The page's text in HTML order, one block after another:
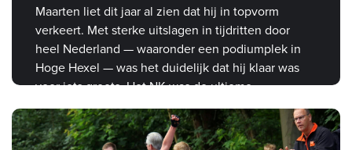
Maarten liet dit jaar al zien dat hij in topvorm
verkeert. Met sterke uitslagen in tijdritten door
heel Nederland — waaronder een podiumplek in
Hoge Hexel — was het duidelijk dat hij klaar was
voor iets groots. Het NK was de ultieme
bevestiging.